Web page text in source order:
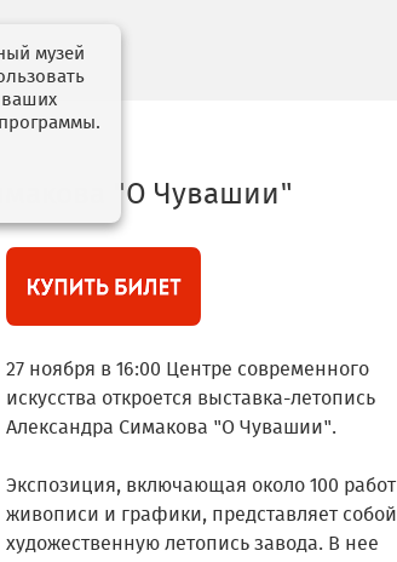
"О Чувашии"
27 ноября в 16:00 Центре современного
искусства откроется выставка-летопись
Александра Симакова "О Чувашии".
Экспозиция, включающая около 100 работ
живописи и графики, представляет собой
художественную летопись завода. В нее
музей
ваших